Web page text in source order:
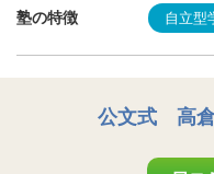
塾の特徴 自立型
公文式 高